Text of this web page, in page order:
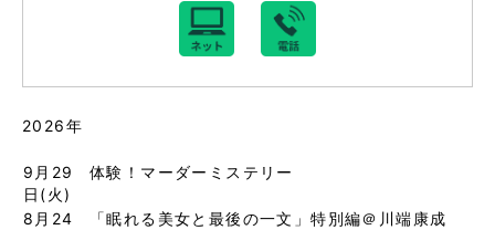
2026年
9月29
日(火)
体験！マーダーミステリー
8月24
「眠れる美女と最後の一文」特別編＠川端康成